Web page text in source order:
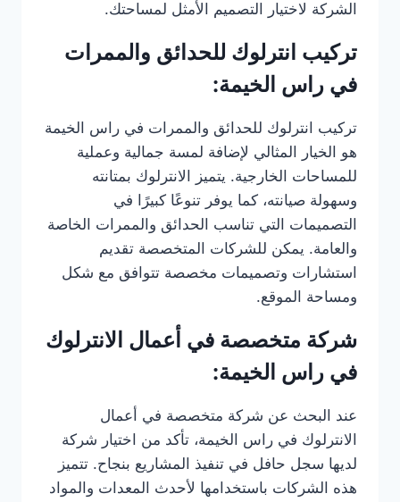
الشركة لاختيار التصميم الأمثل لمساحتك.
تركيب انترلوك للحدائق والممرات
في راس الخيمة:
تركيب انترلوك للحدائق والممرات في راس الخيمة
هو الخيار المثالي لإضافة لمسة جمالية وعملية
للمساحات الخارجية. يتميز الانترلوك بمتانته
وسهولة صيانته، كما يوفر تنوعًا كبيرًا في
التصميمات التي تناسب الحدائق والممرات الخاصة
والعامة. يمكن للشركات المتخصصة تقديم
استشارات وتصميمات مخصصة تتوافق مع شكل
ومساحة الموقع.
شركة متخصصة في أعمال الانترلوك
في راس الخيمة:
عند البحث عن شركة متخصصة في أعمال
الانترلوك في راس الخيمة، تأكد من اختيار شركة
لديها سجل حافل في تنفيذ المشاريع بنجاح. تتميز
هذه الشركات باستخدامها لأحدث المعدات والمواد